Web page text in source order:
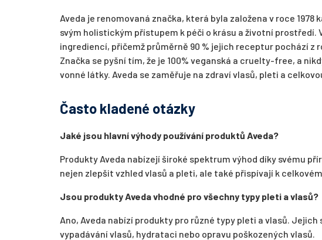
Aveda je renomovaná značka, která byla založena v roce
svým holistickým přístupem k péči o krásu a životní prostředí.
ingrediencí, přičemž průměrně 90 % jejich receptur pochází z
Značka se pyšní tím, že je 100% veganská a cruelty-free, a
vonné látky. Aveda se zaměřuje na zdraví vlasů, pleti a
Často kladené otázky
Jaké jsou hlavní výhody používání produktů Aveda?
Produkty Aveda nabízejí široké spektrum výhod díky svému
nejen zlepšit vzhled vlasů a pleti, ale také přispívají k
Jsou produkty Aveda vhodné pro všechny typy pleti a vlasů?
Ano, Aveda nabízí produkty pro různé typy pleti a vlasů.
vypadávání vlasů, hydrataci nebo opravu poškozených vlasů.